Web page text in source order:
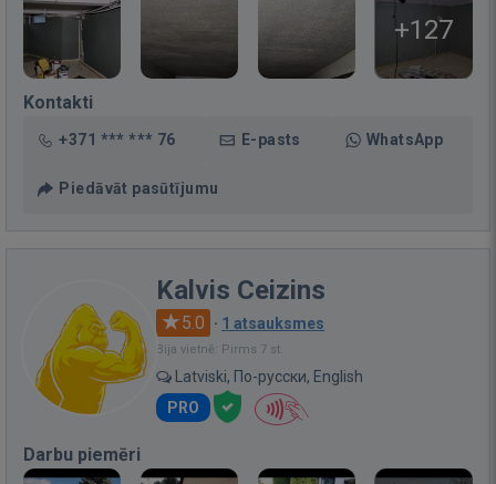
+127
Kontakti
+371 *** *** 76 E-pasts WhatsApp
Piedāvāt pasūtījumu
Kalvis Ceizins
5.0 · 1 atsauksmes
Bija vietnē: Pirms 7 st.
Latviski, По-русски, English
PRO
Darbu piemēri